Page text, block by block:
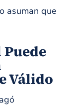
asuman que
Válido